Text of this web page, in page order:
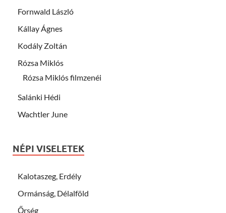
Fornwald László
Kállay Ágnes
Kodály Zoltán
Rózsa Miklós
Rózsa Miklós filmzenéi
Salánki Hédi
Wachtler June
NÉPI VISELETEK
Kalotaszeg, Erdély
Ormánság, Délalföld
Őrség